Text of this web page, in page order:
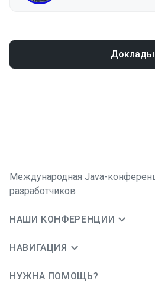
Доклады
Международная Java-
разработчиков
НАШИ КОНФЕРЕНЦИИ
НАВИГАЦИЯ
НУЖНА ПОМОЩЬ?